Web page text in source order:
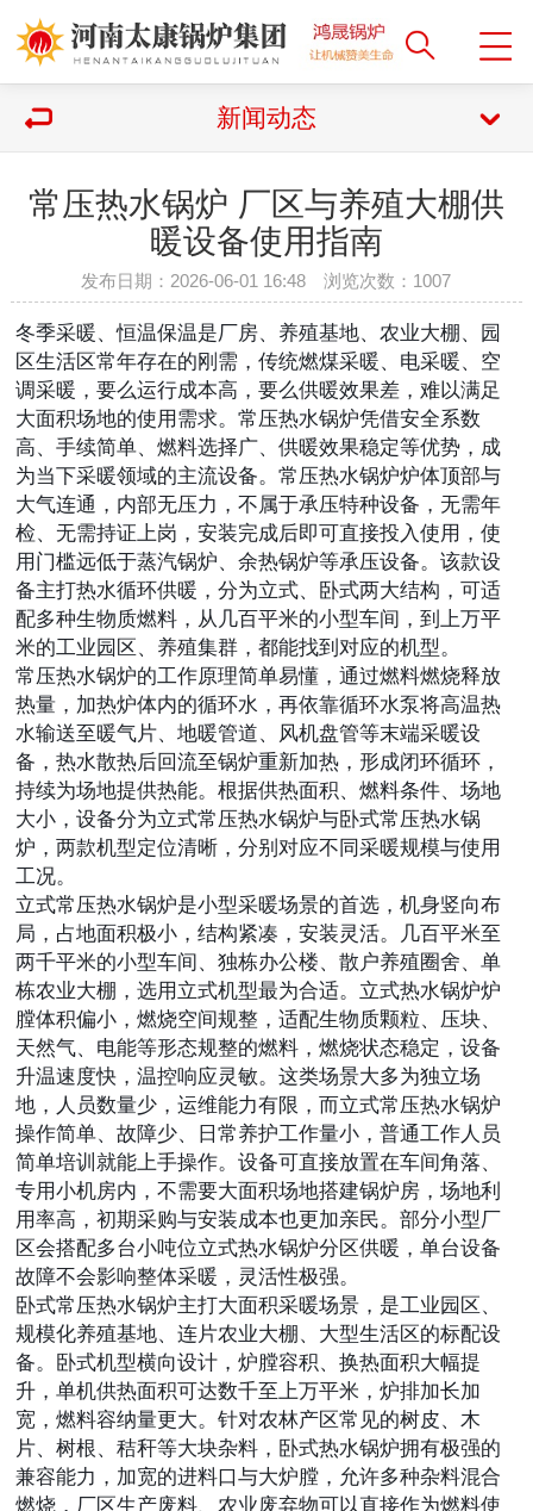
新闻动态
常压热水锅炉 厂区与养殖大棚供
暖设备使用指南
发布日期：2026-06-01 16:48 浏览次数： 1007
冬季采暖、恒温保温是厂房、养殖基地、农业大棚、园
区生活区常年存在的刚需，传统燃煤采暖、电采暖、空
调采暖，要么运行成本高，要么供暖效果差，难以满足
大面积场地的使用需求。常压热水锅炉凭借安全系数
高、手续简单、燃料选择广、供暖效果稳定等优势，成
为当下采暖领域的主流设备。常压热水锅炉炉体顶部与
大气连通，内部无压力，不属于承压特种设备，无需年
检、无需持证上岗，安装完成后即可直接投入使用，使
用门槛远低于蒸汽锅炉、余热锅炉等承压设备。该款设
备主打热水循环供暖，分为立式、卧式两大结构，可适
配多种生物质燃料，从几百平米的小型车间，到上万平
米的工业园区、养殖集群，都能找到对应的机型。
常压热水锅炉的工作原理简单易懂，通过燃料燃烧释放
热量，加热炉体内的循环水，再依靠循环水泵将高温热
水输送至暖气片、地暖管道、风机盘管等末端采暖设
备，热水散热后回流至锅炉重新加热，形成闭环循环，
持续为场地提供热能。根据供热面积、燃料条件、场地
大小，设备分为立式常压热水锅炉与卧式常压热水锅
炉，两款机型定位清晰，分别对应不同采暖规模与使用
工况。
立式常压热水锅炉是小型采暖场景的首选，机身竖向布
局，占地面积极小，结构紧凑，安装灵活。几百平米至
两千平米的小型车间、独栋办公楼、散户养殖圈舍、单
栋农业大棚，选用立式机型最为合适。立式热水锅炉炉
膛体积偏小，燃烧空间规整，适配生物质颗粒、压块、
天然气、电能等形态规整的燃料，燃烧状态稳定，设备
升温速度快，温控响应灵敏。这类场景大多为独立场
地，人员数量少，运维能力有限，而立式常压热水锅炉
操作简单、故障少、日常养护工作量小，普通工作人员
简单培训就能上手操作。设备可直接放置在车间角落、
专用小机房内，不需要大面积场地搭建锅炉房，场地利
用率高，初期采购与安装成本也更加亲民。部分小型厂
区会搭配多台小吨位立式热水锅炉分区供暖，单台设备
故障不会影响整体采暖，灵活性极强。
卧式常压热水锅炉主打大面积采暖场景，是工业园区、
规模化养殖基地、连片农业大棚、大型生活区的标配设
备。卧式机型横向设计，炉膛容积、换热面积大幅提
升，单机供热面积可达数千至上万平米，炉排加长加
宽，燃料容纳量更大。针对农林产区常见的树皮、木
片、树根、秸秆等大块杂料，卧式热水锅炉拥有极强的
兼容能力，加宽的进料口与大炉膛，允许多种杂料混合
燃烧，厂区生产废料、农业废弃物可以直接作为燃料使